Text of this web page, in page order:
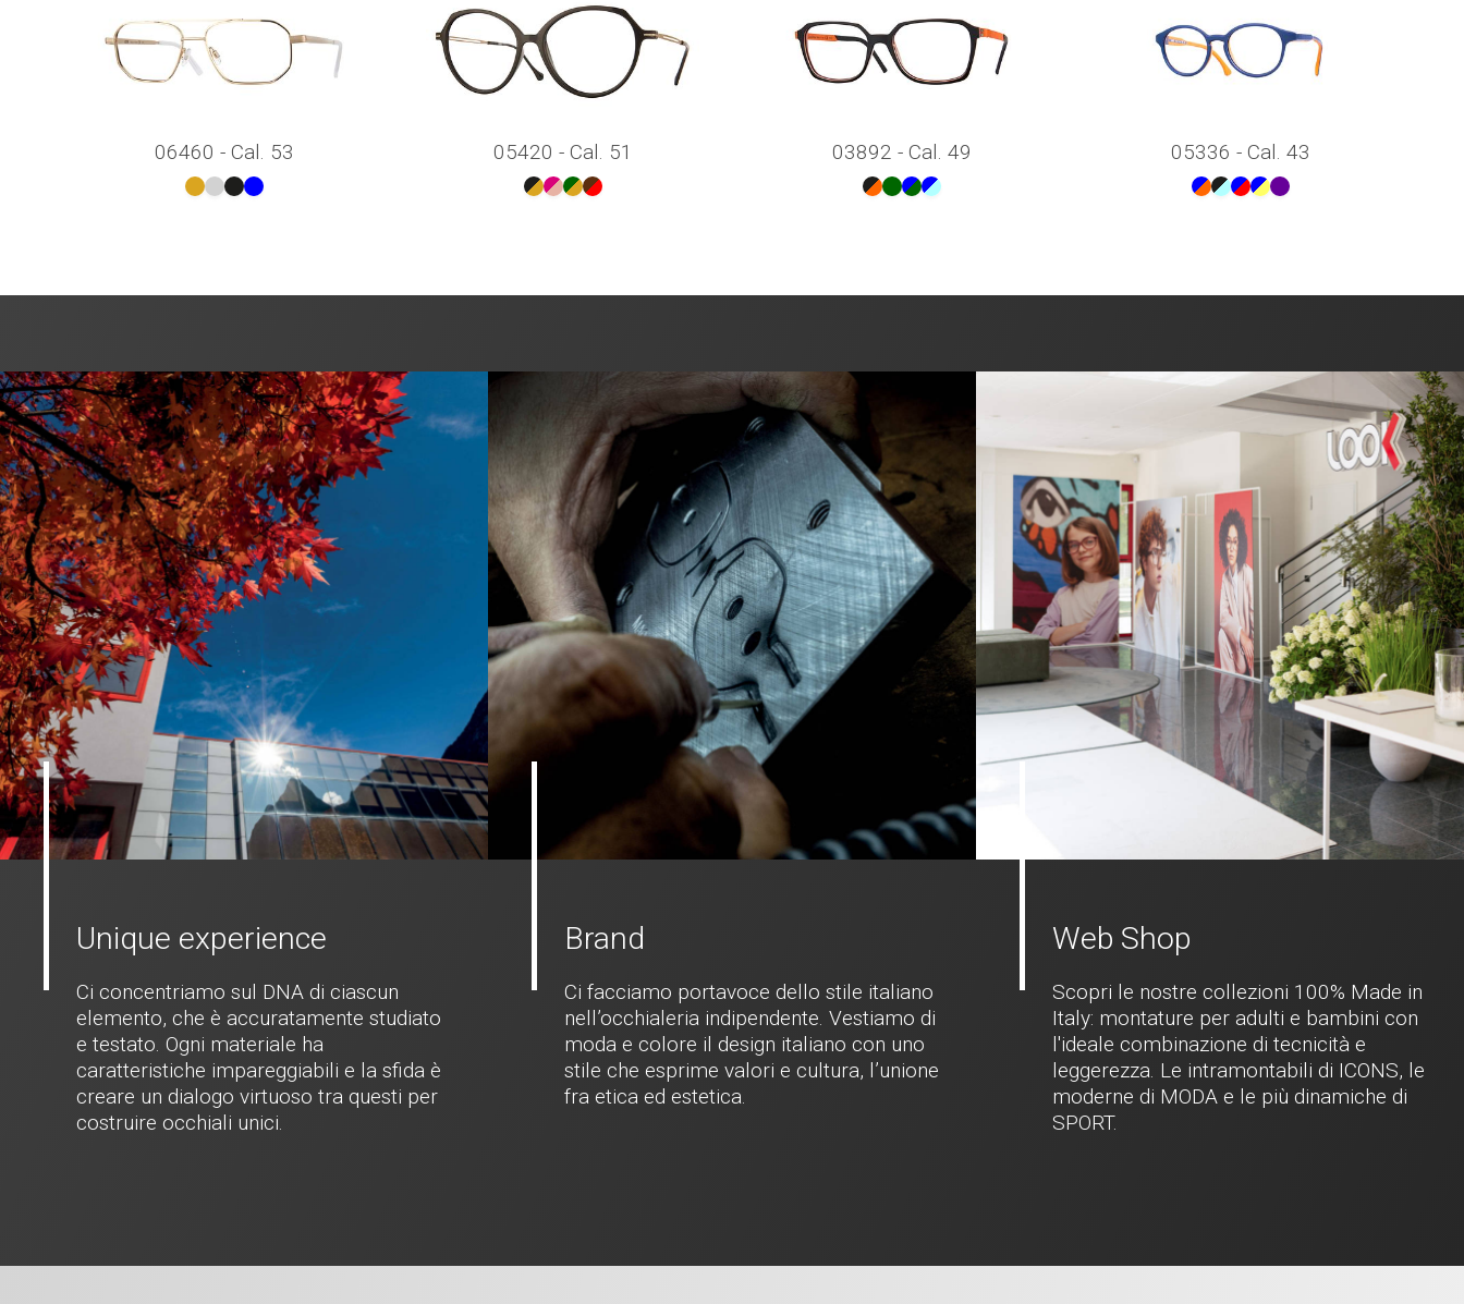
06460 - Cal. 53 05420 - Cal. 51 03892 - Cal. 49 05336 - Cal. 43
Unique experience
Ci concentriamo sul DNA di ciascun
elemento, che è accuratamente studiato
e testato. Ogni materiale ha
caratteristiche impareggiabili e la sfida è
creare un dialogo virtuoso tra questi per
costruire occhiali unici.
Brand
Ci facciamo portavoce dello stile italiano
nell’occhialeria indipendente. Vestiamo di
moda e colore il design italiano con uno
stile che esprime valori e cultura, l’unione
fra etica ed estetica.
Web Shop
Scopri le nostre collezioni 100% Made in
Italy: montature per adulti e bambini con
l'ideale combinazione di tecnicità e
leggerezza. Le intramontabili di ICONS, le
moderne di MODA e le più dinamiche di
SPORT.